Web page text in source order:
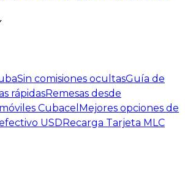
Sin comisiones ocultasGuía de
rápidasRemesas desde
Cubacel Mejores opciones de
USDRecarga Tarjeta MLC